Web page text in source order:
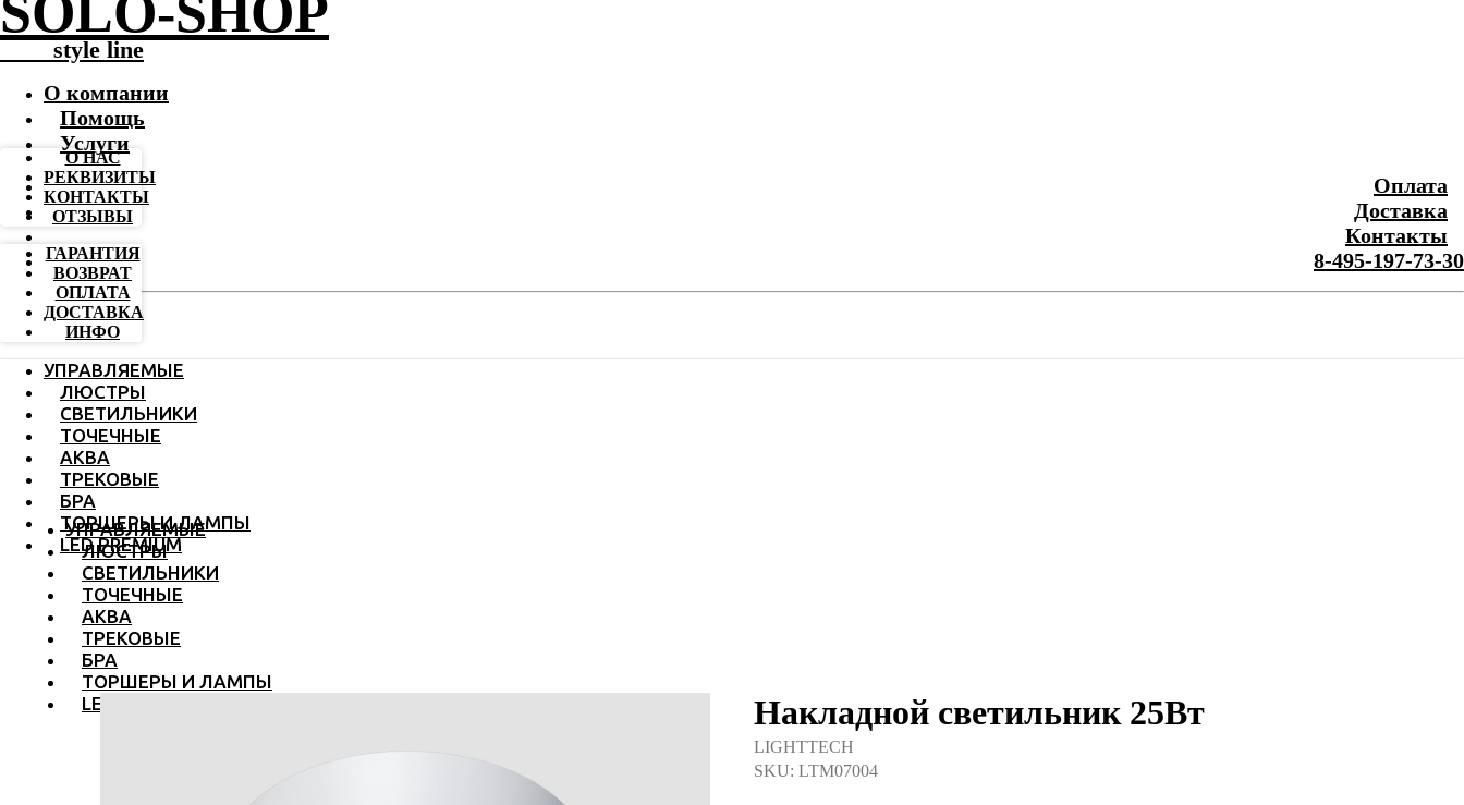
SOLO-SHOP
-------style line
О компании
Помощь
Услуги
Оплата
Доставка
Контакты
8-495-197-73-30
О НАС
РЕКВИЗИТЫ
КОНТАКТЫ
ОТЗЫВЫ
ГАРАНТИЯ
ВОЗВРАТ
ОПЛАТА
ДОСТАВКА
ИНФО
УПРАВЛЯЕМЫЕ
ЛЮСТРЫ
СВЕТИЛЬНИКИ
ТОЧЕЧНЫЕ
АКВА
ТРЕКОВЫЕ
БРА
ТОРШЕРЫ И ЛАМПЫ
LED PREMIUM
УПРАВЛЯЕМЫЕ
ЛЮСТРЫ
СВЕТИЛЬНИКИ
ТОЧЕЧНЫЕ
АКВА
ТРЕКОВЫЕ
БРА
ТОРШЕРЫ И ЛАМПЫ
LED PREMIUM
Накладной светильник 25Вт
LIGHTTECH
SKU: LTM07004